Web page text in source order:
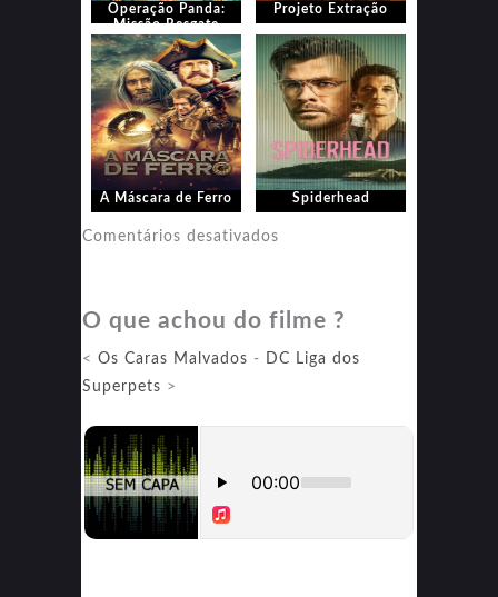
‎Operação Panda:
Missão Resgate
Projeto Extração
A Máscara de Ferro Spiderhead
Comentários desativados
O que achou do filme ?
< Os Caras Malvados -
DC Liga dos
Superpets >